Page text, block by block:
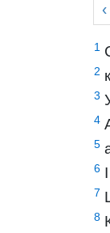
1
2
3
4
5
6
7
8